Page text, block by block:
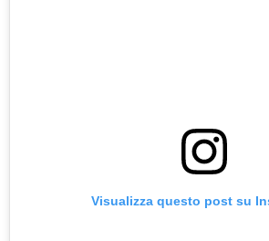
Visualizza questo post su